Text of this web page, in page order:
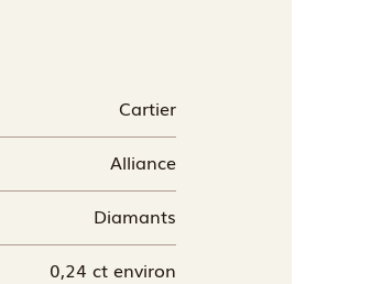
Cartier
Alliance
Diamants
0,24 ct environ